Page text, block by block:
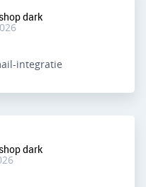
integratie